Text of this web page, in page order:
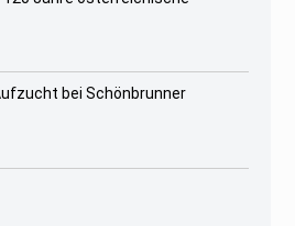
bei Schönbrunner